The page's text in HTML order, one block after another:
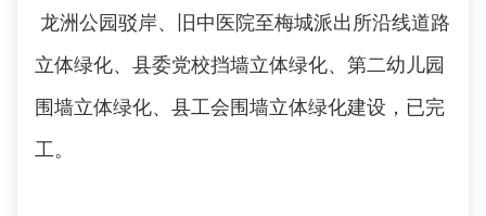
龙洲公园驳岸、旧中医院至梅城派出所沿线道路
立体绿化、县委党校挡墙立体绿化、第二幼儿园
围墙立体绿化、县工会围墙立体绿化建设，已完
工。